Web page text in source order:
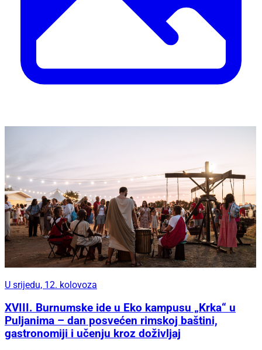
U srijedu, 12. kolovoza
XVIII. Burnumske ide u Eko kampusu „Krka“ u
Puljanima – dan posvećen rimskoj baštini,
gastronomiji i učenju kroz doživljaj